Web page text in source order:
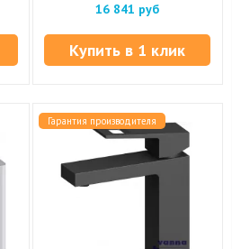
16 841 руб
Купить в 1 клик
Гарантия производителя